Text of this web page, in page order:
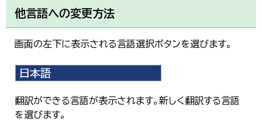
他言語への変更方法
画面の左下に表示される言語選択ボタンを選びます。
翻訳ができる言語が表示されます。新しく翻訳する言語
を選びます。